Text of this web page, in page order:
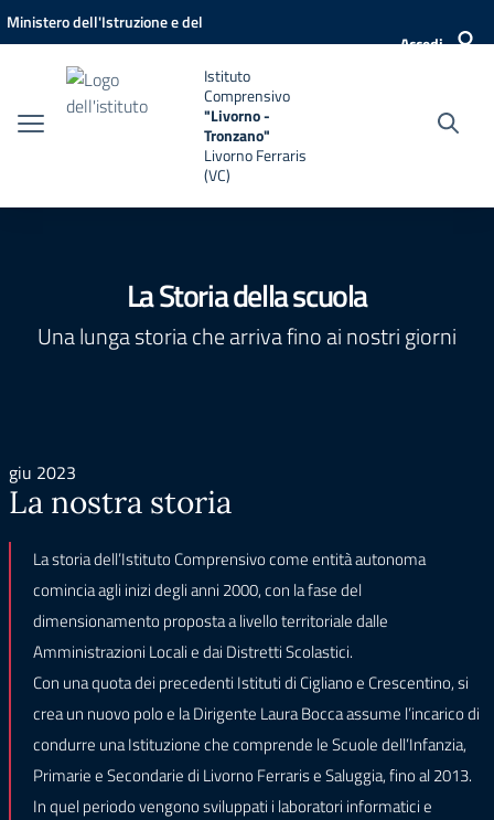
Vai ai contenuti
Vai al menu di navigazione
Vai al footer
Ministero dell'Istruzione e del
Accedi
Istituto
Comprensivo
"Livorno -
Tronzano"
Livorno Ferraris
(VC)
La Storia della scuola
Una lunga storia che arriva fino ai nostri giorni
giu 2023
La nostra storia
La storia dell’Istituto Comprensivo come entità autonoma
comincia agli inizi degli anni 2000, con la fase del
dimensionamento proposta a livello territoriale dalle
Amministrazioni Locali e dai Distretti Scolastici.
Con una quota dei precedenti Istituti di Cigliano e Crescentino, si
crea un nuovo polo e la Dirigente Laura Bocca assume l’incarico di
condurre una Istituzione che comprende le Scuole dell’Infanzia,
Primarie e Secondarie di Livorno Ferraris e Saluggia, fino al 2013.
In quel periodo vengono sviluppati i laboratori informatici e